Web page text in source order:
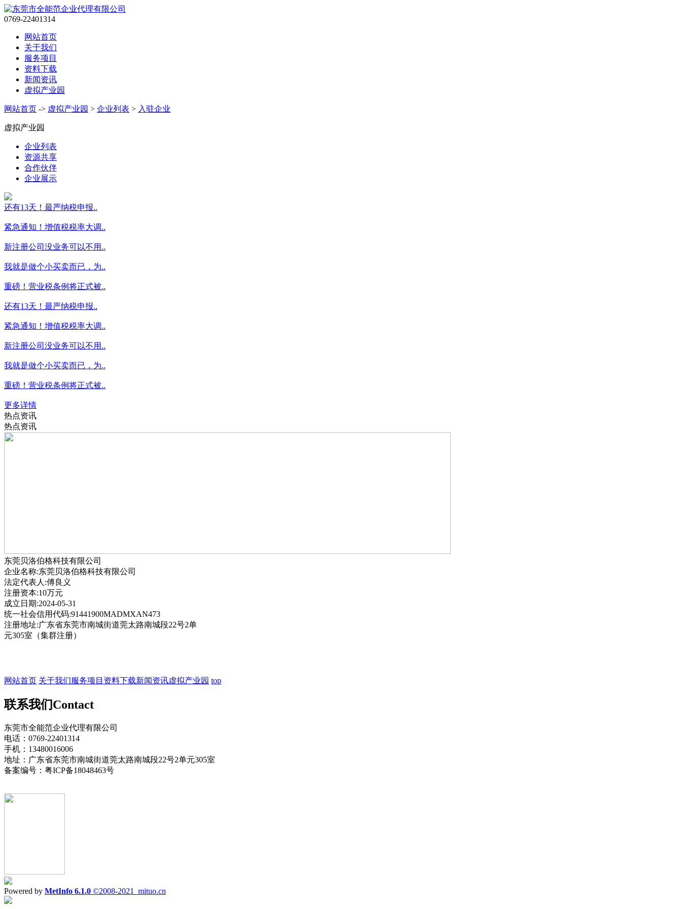
0769-22401314
网站首页
关于我们
服务项目
资料下载
新闻资讯
虚拟产业园
网站首页 -> 虚拟产业园 > 企业列表 > 入驻企业
虚拟产业园
企业列表
资源共享
合作伙伴
企业展示
还有13天！最严纳税申报..
紧急通知！增值税税率大调..
新注册公司没业务可以不用..
我就是做个小买卖而已，为..
重磅！营业税条例将正式被..
还有13天！最严纳税申报..
紧急通知！增值税税率大调..
新注册公司没业务可以不用..
我就是做个小买卖而已，为..
重磅！营业税条例将正式被..
更多详情
热点资讯
热点资讯
东莞贝洛伯格科技有限公司
企业名称:东莞贝洛伯格科技有限公司
法定代表人:傅良义
注册资本:10万元
成立日期:2024-05-31
统一社会信用代码:91441900MADMXAN473
注册地址:广东省东莞市南城街道莞太路南城段22号2单
元305室（集群注册）
网站首页 关于我们服务项目 资料下载新闻资讯虚拟产业园 top
联系我们Contact
东莞市全能范企业代理有限公司
电话：0769-22401314
手机：13480016006
地址：广东省东莞市南城街道莞太路南城段22号2单元305室
备案编号：粤ICP备18048463号
Powered by MetInfo 6.1.0 ©2008-2021 mituo.cn